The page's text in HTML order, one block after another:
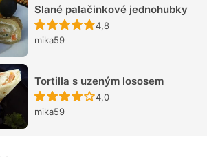
Slané palačinkové jednohubky
Recept ještě nebyl
4,8
mika59
Tortilla s uzeným lososem
Recept ještě nebyl
4,0
mika59